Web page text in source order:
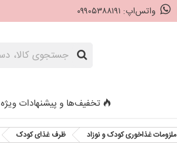
واتس‌اپ: ۰۹۹۰۵۳۸۸۱۹۱
تخفیف‌ها و پیشنهادات ویژه
ملزومات غذاخوری کودک و نوزاد ظرف غذای کودک